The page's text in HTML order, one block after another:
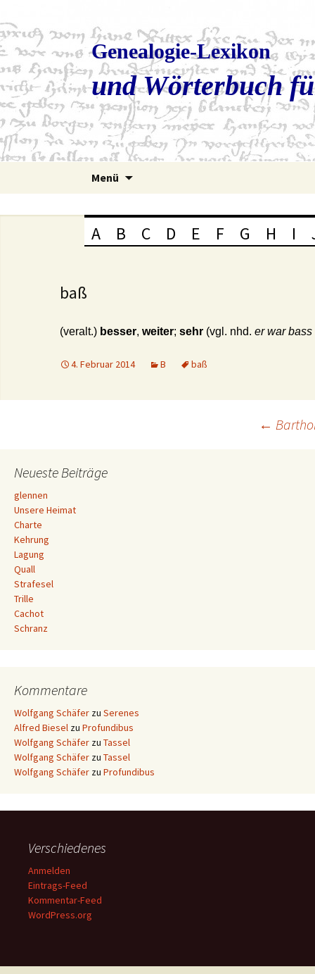
Genealogie-Lexikon
und Wörterbuch
Menü
A B C D E F G H I
baß
(veralt.) besser, weiter; sehr (vgl. nhd. er war bass
4. Februar 2014 B baß
Navigation
←
Neueste Beiträge
glennen
Unsere Heimat
Charte
Kehrung
Lagung
Quall
Strafesel
Trille
Cachot
Schranz
Kommentare
Wolfgang Schäfer zu Serenes
Alfred Biesel zu Profundibus
Wolfgang Schäfer zu Tassel
Wolfgang Schäfer zu Tassel
Wolfgang Schäfer zu Profundibus
Verschiedenes
Anmelden
Eintrags-Feed
Kommentar-Feed
WordPress.org